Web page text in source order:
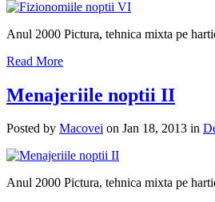
Anul 2000 Pictura, tehnica mixta pe
Read More
Menajeriile noptii II
Posted by Macovei on Jan 18, 2013 in
Anul 2000 Pictura, tehnica mixta pe